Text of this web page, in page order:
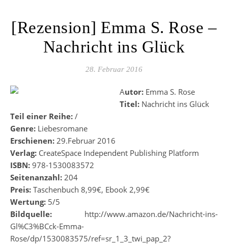
[Rezension] Emma S. Rose –
Nachricht ins Glück
28. Februar 2016
Autor: Emma S. Rose
Titel: Nachricht ins Glück
Teil einer Reihe: /
Genre: Liebesromane
Erschienen: 29.Februar 2016
Verlag: CreateSpace Independent Publishing Platform
ISBN: 978-1530083572
Seitenanzahl: 204
Preis: Taschenbuch 8,99€, Ebook 2,99€
Wertung: 5/5
Bildquelle: http://www.amazon.de/Nachricht-ins-
Gl%C3%BCck-Emma-
Rose/dp/1530083575/ref=sr_1_3_twi_pap_2?